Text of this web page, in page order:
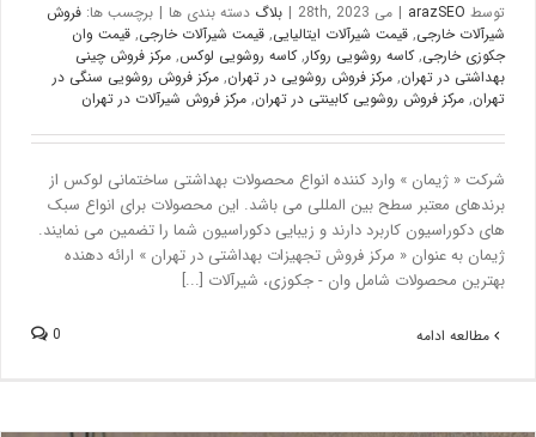
توسطarazSEO
| می 28th, 2023 | بلاگدسته بندی ها برچسب ها: فروش
شیرآلات خارجی,قیمت شیرآلات ایتالیایی,قیمت شیرآلات خارجی,قیمت وان
جکوزی خارجی,کاسه روشویی روکار,کاسه روشویی لوکس,مرکز فروش چینی
بهداشتی در تهران,مرکز فروش روشویی در تهران,مرکز فروش روشویی سنگی در
تهران,مرکز فروش روشویی کابینتی در تهران,مرکز فروش شیرآلات در تهران
شرکت « ژیمان » وارد کننده انواع محصولات بهداشتی ساختمانی لوکس از
برندهای معتبر سطح بین المللی می باشد. این محصولات برای انواع سبک
های دکوراسیون کاربرد دارند و زیبایی دکوراسیون شما را تضمین می نمایند.
ژیمان به عنوان « مرکز فروش تجهیزات بهداشتی در تهران » ارائه دهنده
بهترین محصولات شامل وان - جکوزی، شیرآلات [...]
مطالعه ادامه